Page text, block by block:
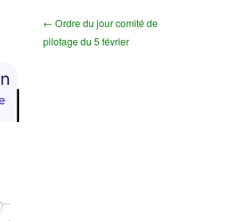
← Ordre du jour comité de
pilotage du 5 février